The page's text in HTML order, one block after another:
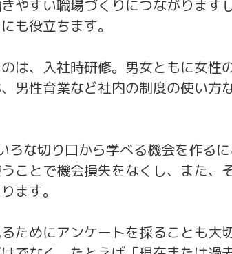
やすい職場づくりにつながります
も役立ちます。
は、入社時研修。男女ともに女性
男性育業など社内の制度の使い方
ろな切り口から学べる機会を作る
ことで機会損失をなくし、また
ます。
ためにアンケートを採ることも大